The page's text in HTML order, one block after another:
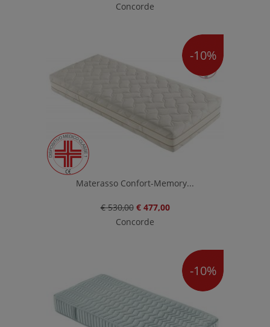
Concorde
-10%
Materasso Confort-Memory...
€ 530,00 € 477,00
Concorde
-10%